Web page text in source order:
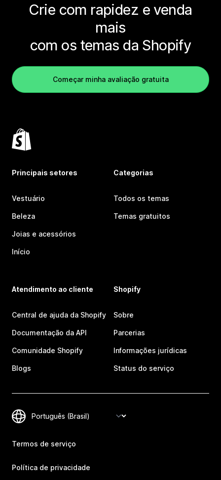
Crie com rapidez e venda
mais
com os temas da Shopify
Começar minha avaliação gratuita
Principais setores
Vestuário
Beleza
Joias e acessórios
Início
Categorias
Todos os temas
Temas gratuitos
Atendimento ao cliente
Central de ajuda da Shopify
Documentação da API
Comunidade Shopify
Blogs
Shopify
Sobre
Parcerias
Informações jurídicas
Status do serviço
Termos de serviço
Política de privacidade